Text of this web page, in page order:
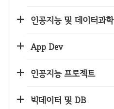
인공지능 및 데이터과학
App Dev
인공지능 프로젝트
빅데이터 및 DB